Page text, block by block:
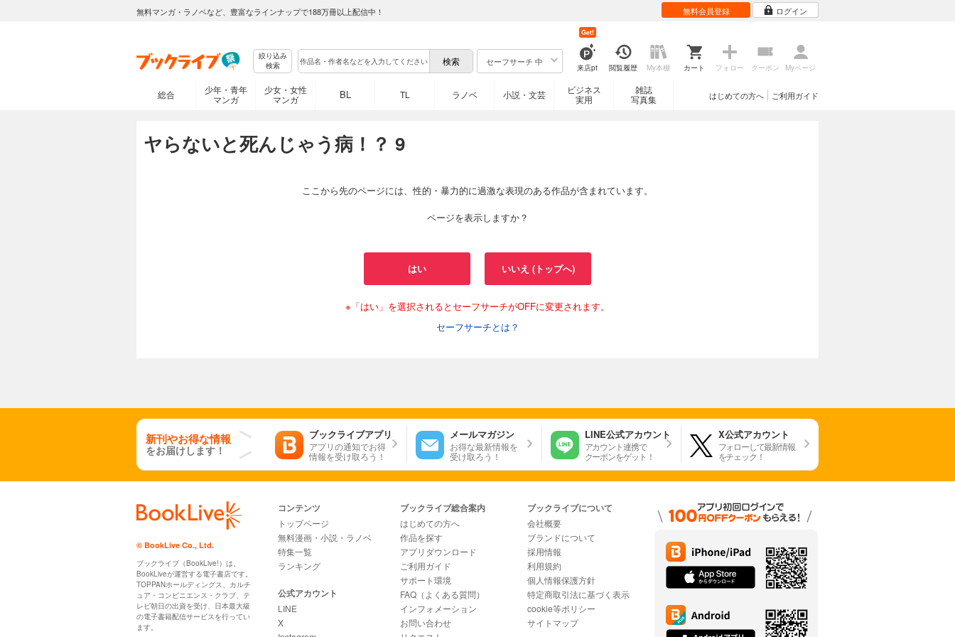
無料マンガ・ラノベなど、豊富なラインナップで188万冊以上配信中！ 無料会員登録 ログイン
絞り込み
検索
セーフサーチ 中
来店pt
Get!
閲覧履歴 My本棚 カート フォロー クーポン Myページ
総合
少年・青年
マンガ
少女・女性
マンガ
BL TL ラノベ 小説・文芸
ビジネス
実用
雑誌
写真集
ご利用ガイド
はじめての方へ
ヤらないと死んじゃう病！？ 9
ここから先のページには、性的・暴力的に過激な表現のある作品が含まれています。
ページを表示しますか？
はい いいえ (トップへ)
※「はい」を選択されるとセーフサーチがOFFに変更されます。
セーフサーチとは？
新刊やお得な情報
をお届けします！
ブックライブアプリ
アプリの通知でお得
情報を受け取ろう！
メールマガジン
お得な最新情報を
受け取ろう！
LINE公式アカウント
アカウント連携で
クーポンをゲット！
X公式アカウント
フォローして最新情報
をチェック！
© BookLive Co., Ltd.
ブックライブ（BookLive!）は、
BookLiveが運営する電子書店です。
TOPPANホールディングス、カルチ
ュア・コンビニエンス・クラブ、テ
レビ朝日の出資を受け、日本最大級
の電子書籍配信サービスを行ってい
ます。
コンテンツ
トップページ
無料漫画・小説・ラノベ
特集一覧
ランキング
公式アカウント
LINE
X
ブックライブ総合案内
はじめての方へ
作品を探す
アプリダウンロード
ご利用ガイド
サポート環境
FAQ（よくある質問）
インフォメーション
お問い合わせ
ブックライブについて
会社概要
ブランドについて
採用情報
利用規約
個人情報保護方針
特定商取引法に基づく表示
cookie等ポリシー
サイトマップ